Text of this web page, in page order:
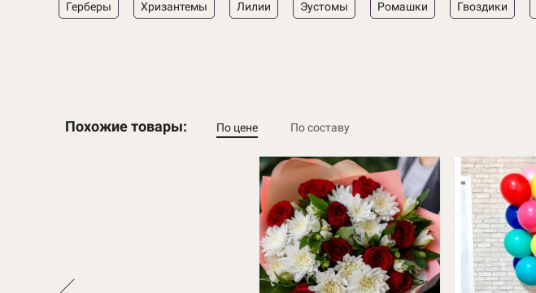
Герберы Хризантемы Лилии Эустомы Ромашки Гвоздики
Похожие товары: По цене По составу